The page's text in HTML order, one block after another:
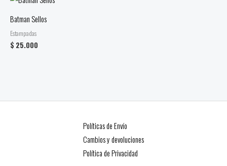
Batman Sellos
Estampadas
$ 25.000
Políticas de Envío
Cambios y devoluciones
Política de Privacidad